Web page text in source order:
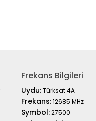
Frekans Bilgileri
Uydu:Türksat 4A
Frekans:12685 MHz
Symbol:27500